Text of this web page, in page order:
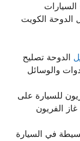
الدوحة الكويت
الدوحة تصليح
والوسائل
للسيارة على
الفريون
في السيارة